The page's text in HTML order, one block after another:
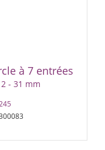
à 7 entrées
- 31 mm